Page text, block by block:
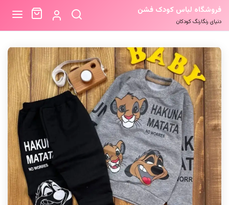
فروشگاه لباس کودک فشن
دنیای رنگارنگ کودکان